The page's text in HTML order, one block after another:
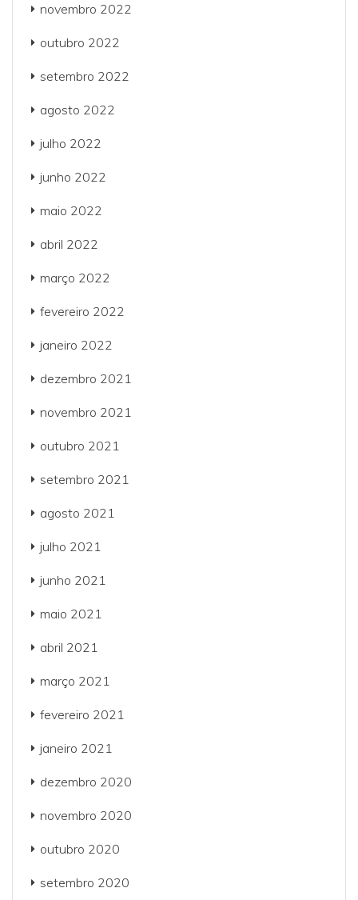
novembro 2022
outubro 2022
setembro 2022
agosto 2022
julho 2022
junho 2022
maio 2022
abril 2022
março 2022
fevereiro 2022
janeiro 2022
dezembro 2021
novembro 2021
outubro 2021
setembro 2021
agosto 2021
julho 2021
junho 2021
maio 2021
abril 2021
março 2021
fevereiro 2021
janeiro 2021
dezembro 2020
novembro 2020
outubro 2020
setembro 2020